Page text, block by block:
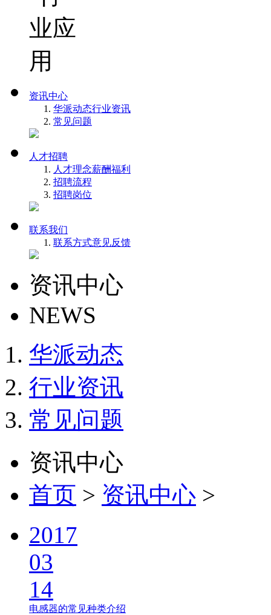
资讯中心
华派动态行业资讯
常见问题
人才招聘
人才理念薪酬福利
招聘流程
招聘岗位
联系我们
联系方式意见反馈
资讯中心
NEWS
华派动态
行业资讯
常见问题
资讯中心
首页 > 资讯中心 >
2017
03
14
电感器的常见种类介绍